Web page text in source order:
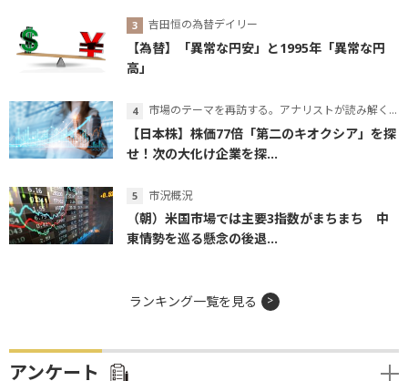
吉田恒の為替デイリー
【為替】「異常な円安」と1995年「異常な円
高」
市場のテーマを再訪する。アナリストが読み解くテーマの本質
【日本株】株価77倍「第二のキオクシア」を探
せ！次の大化け企業を探...
市況概況
（朝）米国市場では主要3指数がまちまち 中
東情勢を巡る懸念の後退...
ランキング一覧を見る
アンケート